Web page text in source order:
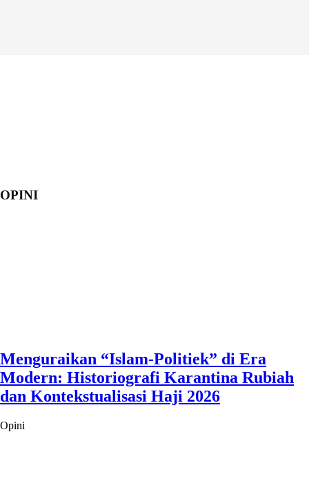
OPINI
Menguraikan “Islam-Politiek” di Era
Modern: Historiografi Karantina Rubiah
dan Kontekstualisasi Haji 2026
Opini